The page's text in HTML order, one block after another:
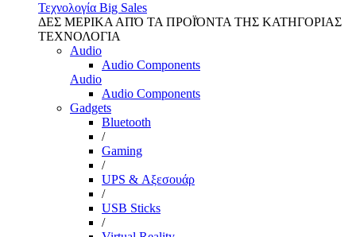
Τεχνολογία Big Sales
ΔΕΣ ΜΕΡΙΚΑ ΑΠΌ ΤΑ ΠΡΟΪΌΝΤΑ ΤΗΣ ΚΑΤΗΓΟΡΙΑΣ
ΤΕΧΝΟΛΟΓΙΑ
Audio
Audio Components
Audio
Audio Components
Gadgets
Bluetooth
/
Gaming
/
UPS & Αξεσουάρ
/
USB Sticks
/